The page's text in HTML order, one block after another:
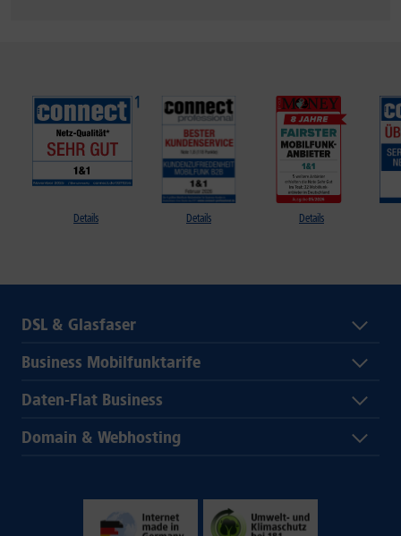
Details Details Details
DSL & Glasfaser
Business Mobilfunktarife
Daten-Flat Business
Domain & Webhosting